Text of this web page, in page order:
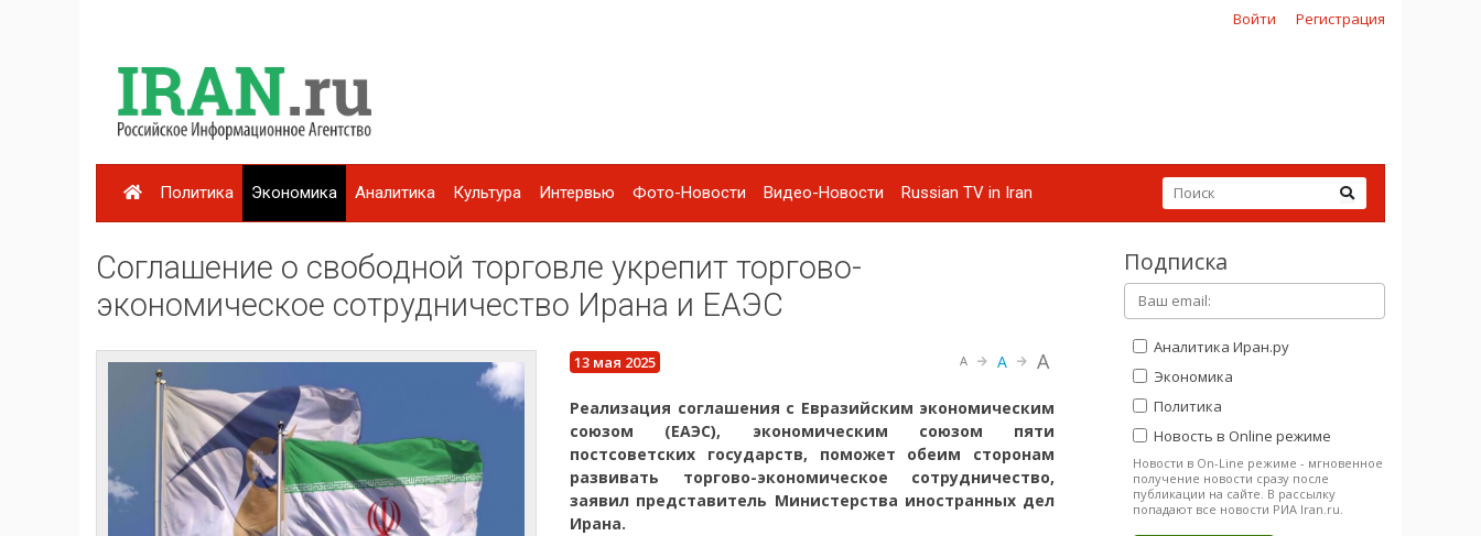
Войти Регистрация
Политика Экономика Аналитика Культура Интервью Фото-Новости Видео-Новости Russian TV in Iran
Соглашение о свободной торговле укрепит торгово-
экономическое сотрудничество Ирана и ЕАЭС
13 мая 2025 A A A
Реализация соглашения с Евразийским экономическим
союзом (ЕАЭС), экономическим союзом пяти
постсоветских государств, поможет обеим сторонам
развивать торгово-экономическое сотрудничество,
заявил представитель Министерства иностранных дел
Ирана.
Подписка
Аналитика Иран.ру
Экономика
Политика
Новость в Online режиме
Новости в On-Line режиме - мгновенное
получение новости сразу после
публикации на сайте. В рассылку
попадают все новости РИА Iran.ru.